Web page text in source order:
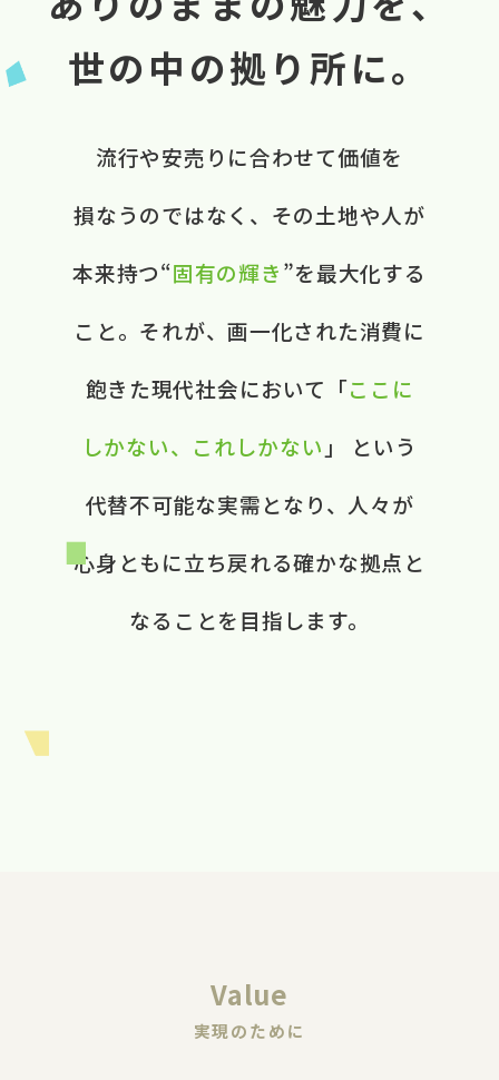
世の中の拠り所に。
流行や​安売りに​合わせて​価値を​
損なうのではなく、​ ​その​土地や​人が​
本来​持つ“固有の​輝き”を​最大化する​
こと。​ それが、​画一化された​消費に​
飽きた​現代社会に​おいて​ ​「ここに​
しかない、​これしかない 」 と​いう​
代替不可能な​実需と​なり、​ 人々が​
心身ともに​立ち戻れる​ 確かな​拠点と​
なる​ことを​目指します。​
Value
実現のために